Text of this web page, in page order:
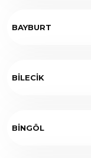
BAYBURT
BİLECİK
BİNGÖL